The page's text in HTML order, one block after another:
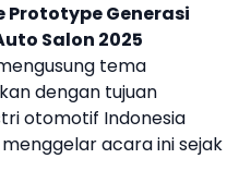
Prototype Generasi
Salon 2025
tema
dengan tujuan
otomotif Indonesia
acara ini sejak